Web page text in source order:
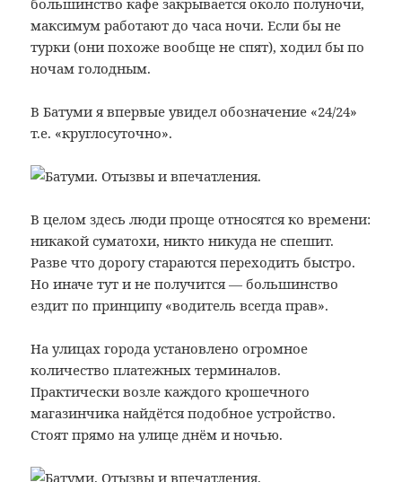
максимум работают до часа ночи. Если бы не
турки (они похоже вообще не спят), ходил бы по
ночам голодным.
В Батуми я впервые увидел обозначение «24/24»
т.е. «круглосуточно».
В целом здесь люди проще относятся ко времени:
никакой суматохи, никто никуда не спешит.
Разве что дорогу стараются переходить быстро.
Но иначе тут и не получится — большинство
ездит по принципу «водитель всегда прав».
На улицах города установлено огромное
количество платежных терминалов.
Практически возле каждого крошечного
магазинчика найдётся подобное устройство.
Стоят прямо на улице днём и ночью.